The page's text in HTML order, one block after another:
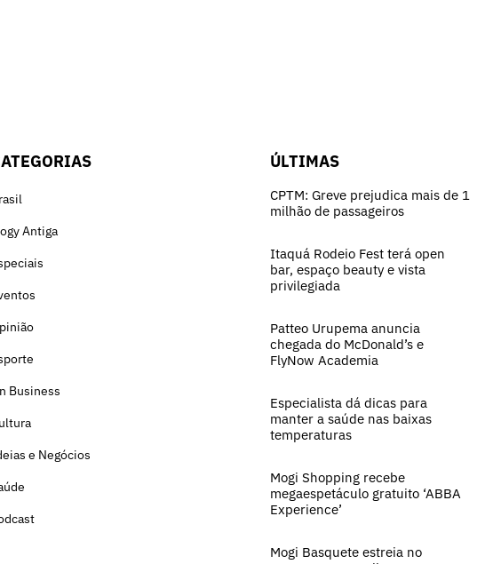
Antiga
Business
e Negócios
ÚLTIMAS
CPTM: Greve prejudica mais de 1
milhão de passageiros
Itaquá Rodeio Fest terá open
bar, espaço beauty e vista
privilegiada
Patteo Urupema anuncia
chegada do McDonald’s e
FlyNow Academia
Especialista dá dicas para
manter a saúde nas baixas
temperaturas
Mogi Shopping recebe
megaespetáculo gratuito ‘ABBA
Experience’
Mogi Basquete estreia no